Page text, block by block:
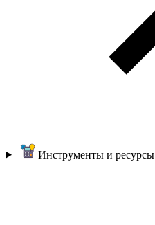
Инструменты и ресурсы